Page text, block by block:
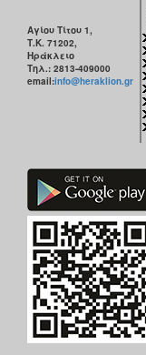
Αγίου Τίτου 1,
Τ.Κ. 71202,
Ηράκλειο
Τηλ.: 2813-409000
email:info@heraklion.gr